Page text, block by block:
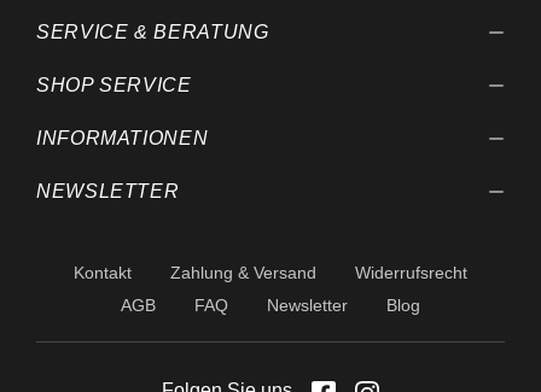
SERVICE & BERATUNG
SHOP SERVICE
INFORMATIONEN
NEWSLETTER
Kontakt Zahlung & Versand
Widerrufsrecht
AGB
FAQ Newsletter Blog